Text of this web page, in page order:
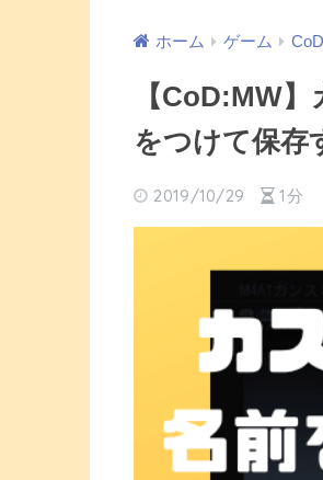
ホーム ゲーム
【CoD:MW
をつけて保存
2019/10/29 1分